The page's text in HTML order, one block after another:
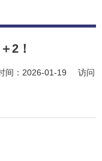
2！
间： 2026-01-19 访问